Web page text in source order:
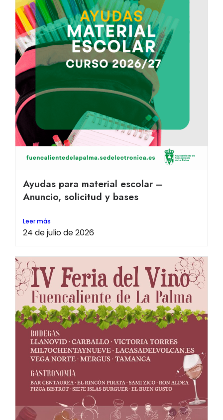
Ayudas para material escolar –
Anuncio, solicitud y bases
Leer más
24 de julio de 2026